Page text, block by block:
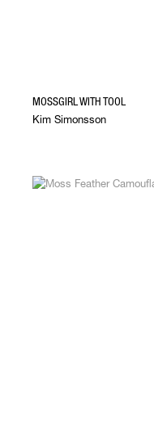
MOSSGIRL WITH TOOL
Kim Simonsson